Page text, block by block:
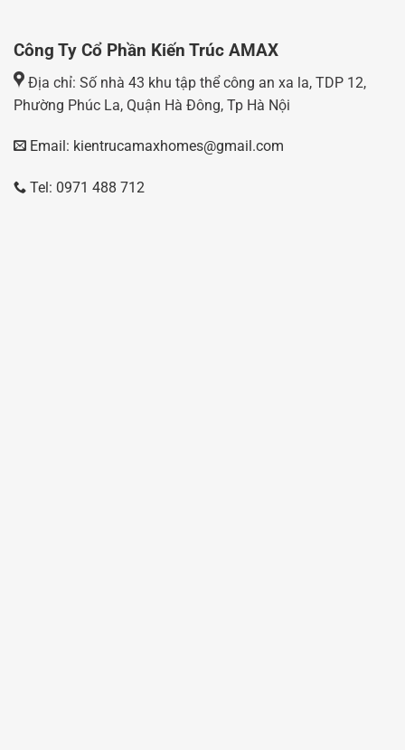
Công Ty Cổ Phần Kiến Trúc AMAX
Địa chỉ: Số nhà 43 khu tập thể công an xa la, TDP 12,
Phường Phúc La, Quận Hà Đông, Tp Hà Nội
Email: kientrucamaxhomes@gmail.com
Tel: 0971 488 712